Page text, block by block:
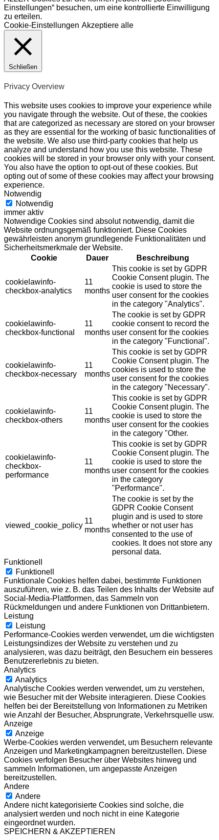
Einstellungen“ besuchen, um eine kontrollierte Einwilligung
zu erteilen.
Cookie-Einstellungen Akzeptiere alle
Schließen
Privacy Overview
This website uses cookies to improve your experience while
you navigate through the website. Out of these, the cookies
that are categorized as necessary are stored on your browser
as they are essential for the working of basic functionalities of
the website. We also use third-party cookies that help us
analyze and understand how you use this website. These
cookies will be stored in your browser only with your consent.
You also have the option to opt-out of these cookies. But
opting out of some of these cookies may affect your browsing
experience.
Notwendig
Notwendig
immer aktiv
Notwendige Cookies sind absolut notwendig, damit die
Website ordnungsgemäß funktioniert. Diese Cookies
gewährleisten anonym grundlegende Funktionalitäten und
Sicherheitsmerkmale der Website.
Cookie
Dauer Beschreibung
cookielawinfo-
checkbox-analytics
11
months
This cookie is set by GDPR
Cookie Consent plugin. The
cookie is used to store the
user consent for the cookies
in the category "Analytics".
cookielawinfo-
checkbox-functional
11
months
The cookie is set by GDPR
cookie consent to record the
user consent for the cookies
in the category "Functional".
cookielawinfo-
checkbox-necessary
11
months
This cookie is set by GDPR
Cookie Consent plugin. The
cookies is used to store the
user consent for the cookies
in the category "Necessary".
cookielawinfo-
checkbox-others
11
months
This cookie is set by GDPR
Cookie Consent plugin. The
cookie is used to store the
user consent for the cookies
in the category "Other.
cookielawinfo-
checkbox-
performance
11
months
This cookie is set by GDPR
Cookie Consent plugin. The
cookie is used to store the
user consent for the cookies
in the category
"Performance".
viewed_cookie_policy
11
months
The cookie is set by the
GDPR Cookie Consent
plugin and is used to store
whether or not user has
consented to the use of
cookies. It does not store any
personal data.
Funktionell
Funktionell
Funktionale Cookies helfen dabei, bestimmte Funktionen
auszuführen, wie z. B. das Teilen des Inhalts der Website auf
Social-Media-Plattformen, das Sammeln von
Rückmeldungen und andere Funktionen von Drittanbietern.
Leistung
Leistung
Performance-Cookies werden verwendet, um die wichtigsten
Leistungsindizes der Website zu verstehen und zu
analysieren, was dazu beiträgt, den Besuchern ein besseres
Benutzererlebnis zu bieten.
Analytics
Analytics
Analytische Cookies werden verwendet, um zu verstehen,
wie Besucher mit der Website interagieren. Diese Cookies
helfen bei der Bereitstellung von Informationen zu Metriken
wie Anzahl der Besucher, Absprungrate, Verkehrsquelle usw.
Anzeige
Anzeige
Werbe-Cookies werden verwendet, um Besuchern relevante
Anzeigen und Marketingkampagnen bereitzustellen. Diese
Cookies verfolgen Besucher über Websites hinweg und
sammeln Informationen, um angepasste Anzeigen
bereitzustellen.
Andere
Andere
Andere nicht kategorisierte Cookies sind solche, die
analysiert werden und noch nicht in eine Kategorie
eingeordnet wurden.
SPEICHERN & AKZEPTIEREN